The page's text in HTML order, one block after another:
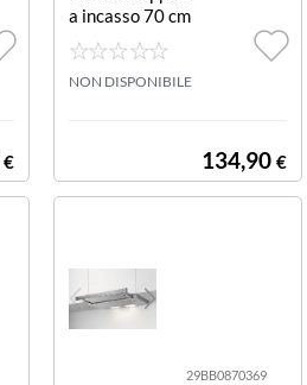
€
a incasso 70 cm
nero Fbi 725
NON DISPONIBILE
134,90 €
29BB0870369